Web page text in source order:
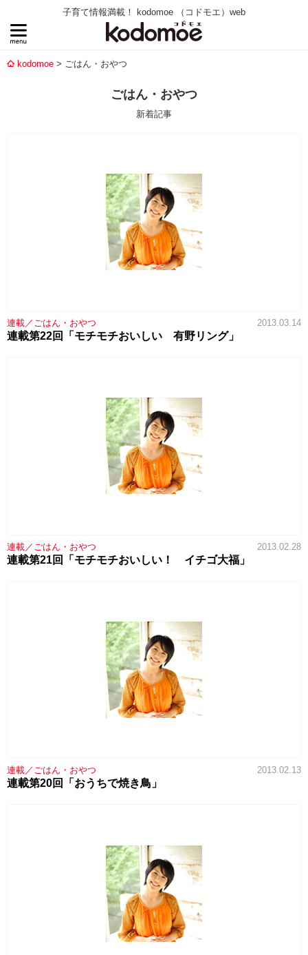
子育て情報満載！ kodomoe （コドモエ）web
kodomoe ごはん・おやつ
ごはん・おやつ
新着記事
連載／ごはん・おやつ 2013.03.14
連載第22回「モチモチおいしい 有野リング」
連載／ごはん・おやつ 2013.02.28
連載第21回「モチモチおいしい！ イチゴ大福」
連載／ごはん・おやつ 2013.02.13
連載第20回「おうちで焼き鳥」